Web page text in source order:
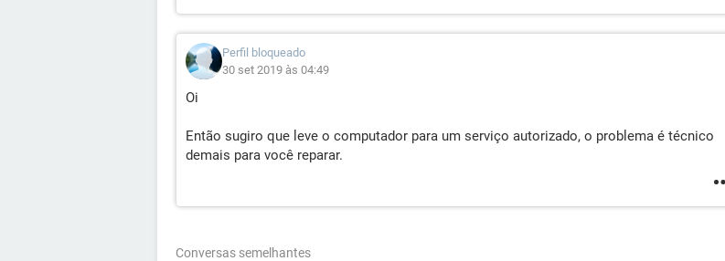
Perfil bloqueado
30 set 2019 às 04:49
Oi
Então sugiro que leve o computador para um serviço autorizado, o problema é técnico
demais para você reparar.
Conversas semelhantes